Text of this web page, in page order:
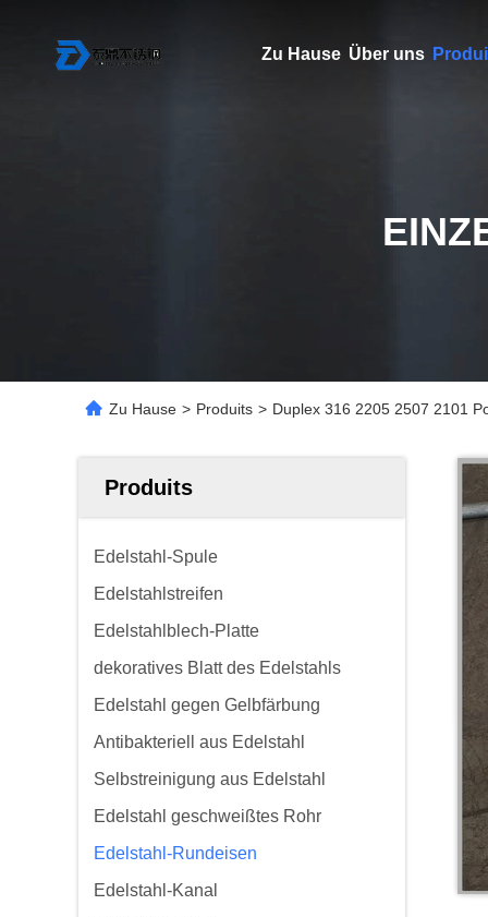
Zu Hause Über uns
Zu Hause > Produits > Duplex 316 2205 2507 2101
Produits
Edelstahl-Spule
Edelstahlstreifen
Edelstahlblech-Platte
dekoratives Blatt des Edelstahls
Edelstahl gegen Gelbfärbung
Antibakteriell aus Edelstahl
Selbstreinigung aus Edelstahl
Edelstahl geschweißtes Rohr
Edelstahl-Rundeisen
Edelstahl-Kanal